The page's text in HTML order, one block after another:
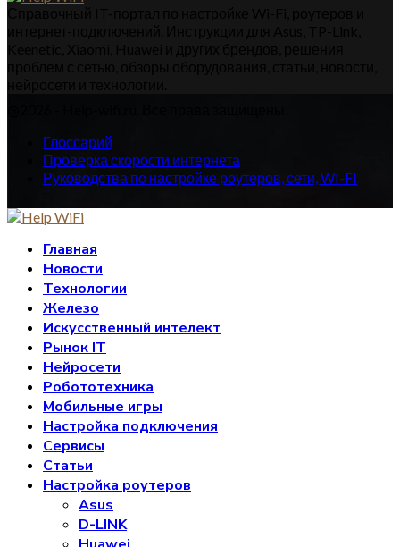
Глоссарий
Проверка скорости интернета
Руководства по настройке роутеров, сети, WI-FI
Главная
Новости
Технологии
Железо
Искусственный интелект
Рынок IT
Нейросети
Робототехника
Мобильные игры
Настройка подключения
Сервисы
Статьи
Настройка роутеров
Asus
D-LINK